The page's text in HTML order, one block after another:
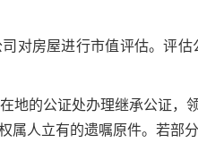
对房屋进行市值评估。评
地的公证处办理继承公证
属人立有的遗嘱原件。若部